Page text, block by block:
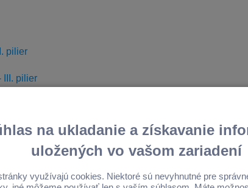
pilier
III. pilier